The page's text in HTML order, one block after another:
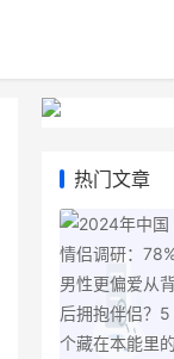
热门文章